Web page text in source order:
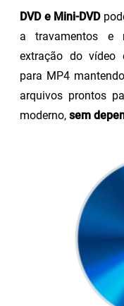
DVD e Mini-DVD
a travamentos e
extração do vídeo
para MP4
arquivos prontos
moderno, sem